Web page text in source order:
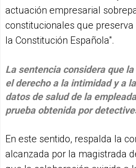
actuación empresarial
constitucionales que
la Constitución Española".
La sentencia considera que
el derecho a la intimidad y a
datos de salud de la
prueba obtenida por
En este sentido, respalda la
alcanzada por la magistrada